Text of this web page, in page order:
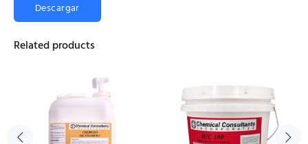
Descargar
Related products